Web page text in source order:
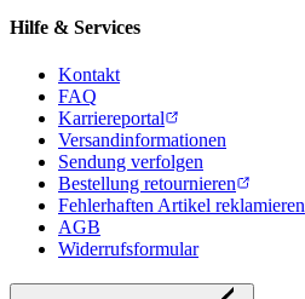
Hilfe & Services
Kontakt
FAQ
Karriereportal
Versandinformationen
Sendung verfolgen
Bestellung retournieren
Fehlerhaften Artikel reklamieren
AGB
Widerrufsformular